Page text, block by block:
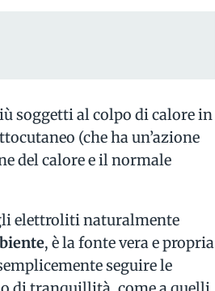
soggetti al colpo di calore in
(che ha un’azione
del calore e il normale
elettroliti naturalmente
, è la fonte vera e propria
seguire le